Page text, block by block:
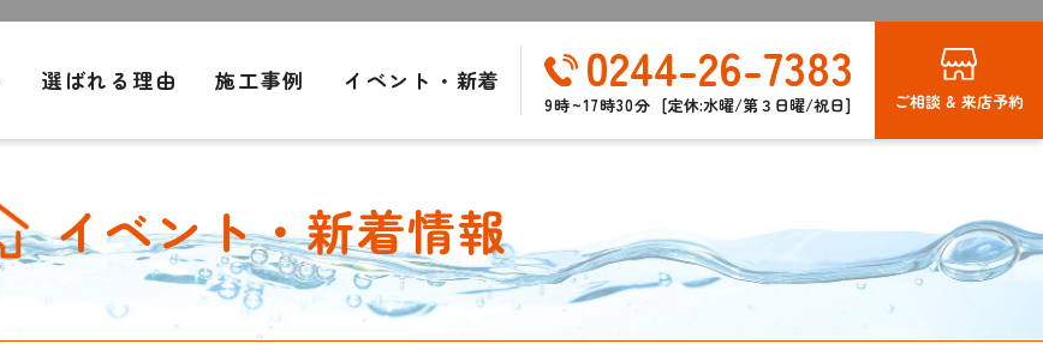
選ばれる理由 施工事例 イベント・新着 0244-26-7383
9時~17時30分 [定休:水曜/第３日曜/祝日] ご相談 & 来店予約
イベント・新着情報